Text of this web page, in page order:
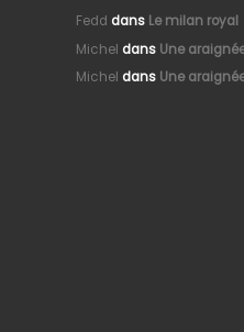
Fedd dans Le milan royal
Michel dans Une
Michel dans Une